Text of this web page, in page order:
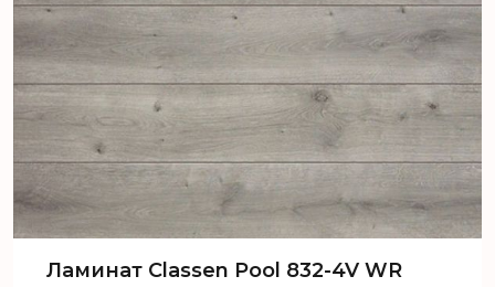
Ламинат Сlassen Pool 832-4V WR